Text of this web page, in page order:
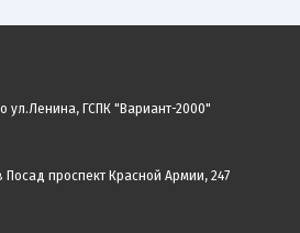
ул.Ленина, ГСПК "Вариант-2000"
Посад проспект Красной Армии, 247